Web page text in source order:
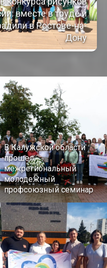
вместе в труде и
в Ростове-на-
Дону
В Калужской области
прошел
межрегиональный
молодежный
профсоюзный семинар